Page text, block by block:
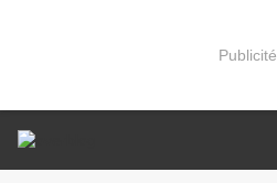
Publicité